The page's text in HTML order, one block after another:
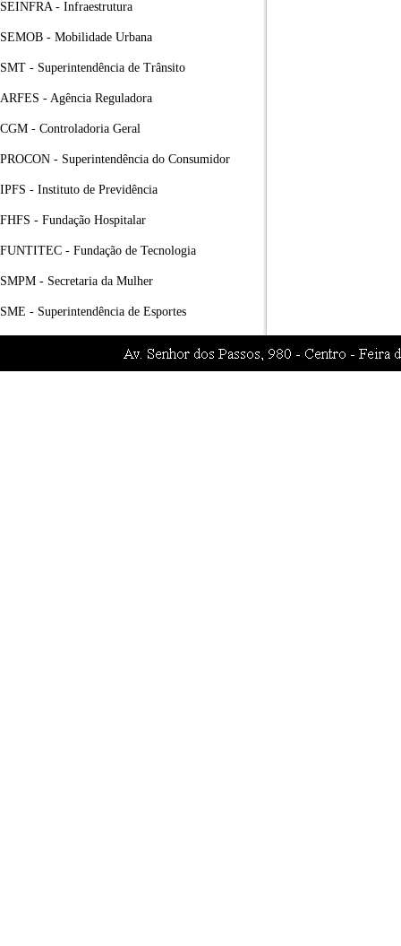
SEINFRA - Infraestrutura
SEMOB - Mobilidade Urbana
SMT - Superintendência de Trânsito
ARFES - Agência Reguladora
CGM - Controladoria Geral
PROCON - Superintendência do Consumidor
IPFS - Instituto de Previdência
FHFS - Fundação Hospitalar
FUNTITEC - Fundação de Tecnologia
SMPM - Secretaria da Mulher
SME - Superintendência de Esportes